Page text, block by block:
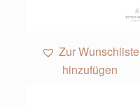
Zur Wunschliste
hinzufügen